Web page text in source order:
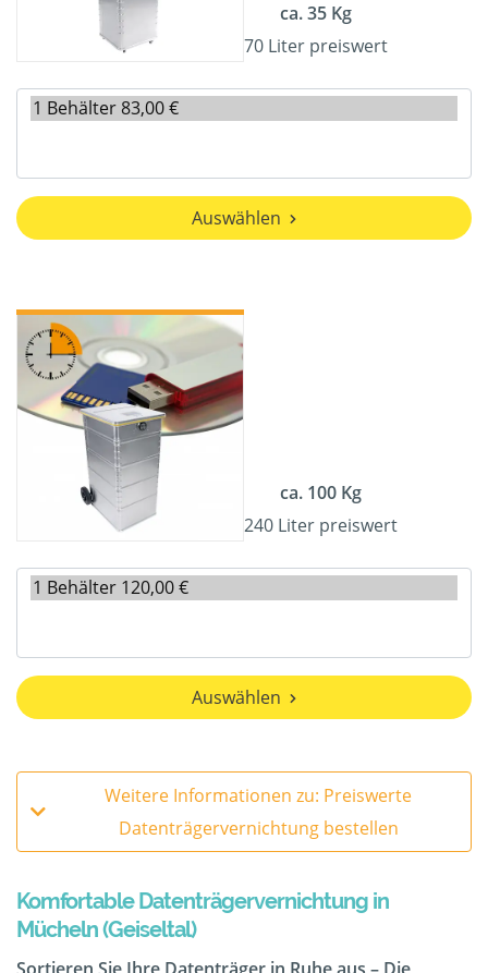
ca. 35 Kg
70 Liter preiswert
Auswählen
ca. 100 Kg
240 Liter preiswert
Auswählen
Weitere Informationen zu: Preiswerte
Datenträgervernichtung bestellen
Komfortable Datenträgervernichtung in
Mücheln (Geiseltal)